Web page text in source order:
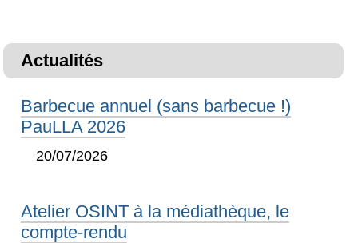
Actualités
Barbecue annuel (sans barbecue !)
PauLLA 2026
20/07/2026
Atelier OSINT à la médiathèque, le
compte-rendu